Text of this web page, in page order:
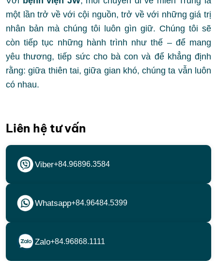
một lần trở về với cội nguồn, trở về với những giá trị
nhân bản mà chúng tôi luôn gìn giữ. Chúng tôi sẽ
còn tiếp tục những hành trình như thế – để mang
yêu thương, tiếp sức cho bà con và để khẳng định
rằng: giữa thiên tai, giữa gian khó, chúng ta vẫn luôn
có nhau.
Liên hệ tư vấn
Viber+84.96896.3584
Whatsapp+84.96484.5399
Zalo+84.96868.1111